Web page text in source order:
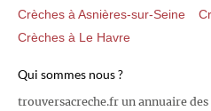
Crèches à Asnières-sur-Seine
Crèches à Le Havre
Qui sommes nous ?
trouversacreche.fr un annuaire